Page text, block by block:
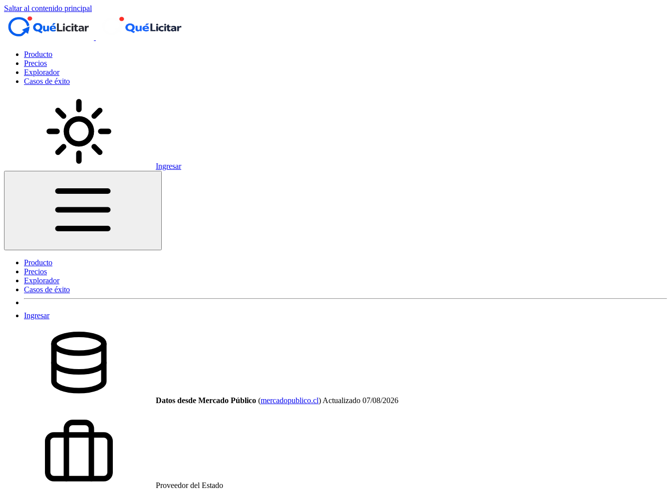
Saltar al contenido principal
Producto
Precios
Explorador
Casos de éxito
Ingresar
Producto
Precios
Explorador
Casos de éxito
Ingresar
Datos desde Mercado Público (mercadopublico.cl) Actualizado 07/08/2026
Proveedor del Estado